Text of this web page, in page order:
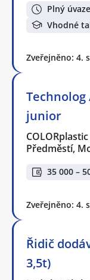
Plný
Vhodné
Zveřejněno: 4.
Technolog
junior
Předměstí,
35 000 –
Zveřejněno: 4.
Řidič
3,5t)